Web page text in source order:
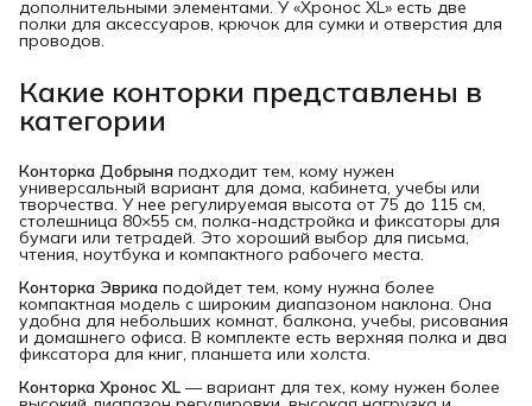
дополнительными элементами. У «Хронос XL» есть две
полки для аксессуаров, крючок для сумки и отверстия для
проводов.
Какие конторки представлены в
категории
Конторка Добрыня подходит тем, кому нужен
универсальный вариант для дома, кабинета, учебы или
творчества. У нее регулируемая высота от 75 до 115 см,
столешница 80×55 см, полка-надстройка и фиксаторы для
бумаги или тетрадей. Это хороший выбор для письма,
чтения, ноутбука и компактного рабочего места.
Конторка Эврика подойдет тем, кому нужна более
компактная модель с широким диапазоном наклона. Она
удобна для небольших комнат, балкона, учебы, рисования
и домашнего офиса. В комплекте есть верхняя полка и два
фиксатора для книг, планшета или холста.
Конторка Хронос XL — вариант для тех, кому нужен более